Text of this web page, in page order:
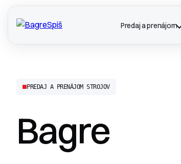
Predaj a prenájom
PREDAJ A PRENÁJOM STROJOV
Bagre